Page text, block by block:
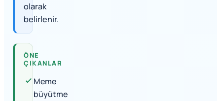
olarak
belirlenir.
ÖNE
ÇIKANLAR
Meme
büyütme